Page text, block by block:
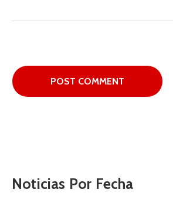
Noticias Por Fecha